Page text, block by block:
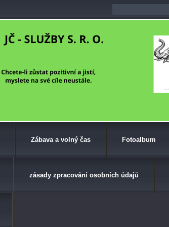
Zábava a volný čas Fotoalbum
zásady zpracování osobních údajů